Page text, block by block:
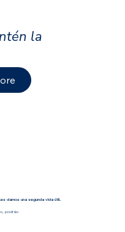
la
damos una segunda vida útil.
podrás: